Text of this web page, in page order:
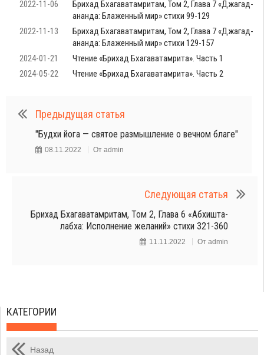
2022-11-06
Брихад Бхагаватамритам, Том 2, Глава 7 «Джагад-
ананда: Блаженный мир» стихи 99-129
2022-11-13
Брихад Бхагаватамритам, Том 2, Глава 7 «Джагад-
ананда: Блаженный мир» стихи 129-157
2024-01-21
Чтение «Брихад Бхагаватамрита». Часть 1
2024-05-22
Чтение «Брихад Бхагаватамрита». Часть 2
Предыдущая статья
"Будхи йога — святое размышление о вечном благе"
08.11.2022 От admin
Следующая статья
Брихад Бхагаватамритам, Том 2, Глава 6 «Абхишта-
лабха: Исполнение желаний» стихи 321-360
11.11.2022 От admin
КАТЕГОРИИ
Назад